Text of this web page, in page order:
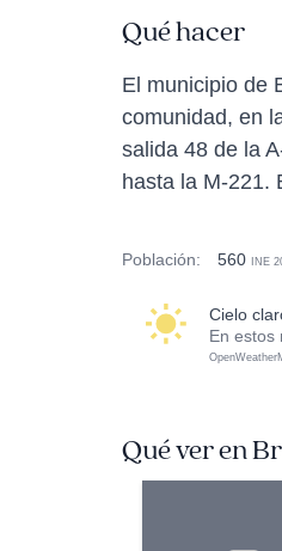
Qué hacer
El municipio de
comunidad, en
salida 48 de la
hasta la M-221.
Población: 560 INE
cielo
En estos
Qué ver en